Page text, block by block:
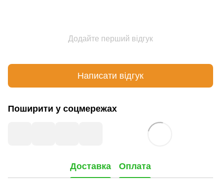
Додайте перший відгук
Написати відгук
Поширити у соцмережах
Доставка Оплата